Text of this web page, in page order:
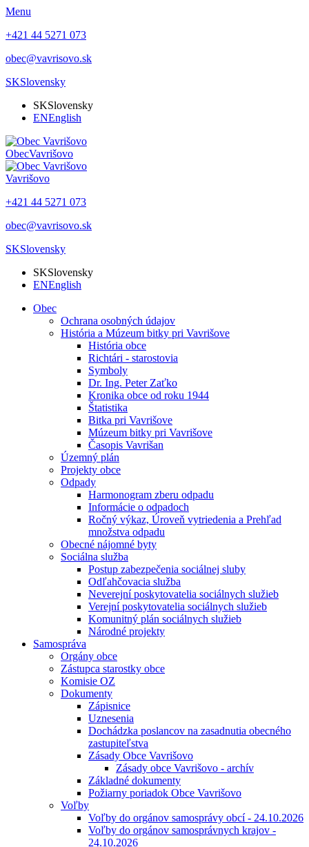
Menu
+421 44 5271 073
obec@vavrisovo.sk
SKSlovensky
SKSlovensky
ENEnglish
ObecVavrišovo
Vavrišovo
+421 44 5271 073
obec@vavrisovo.sk
SKSlovensky
SKSlovensky
ENEnglish
Obec
Ochrana osobných údajov
História a Múzeum bitky pri Vavrišove
História obce
Richtári - starostovia
Symboly
Dr. Ing. Peter Zaťko
Kronika obce od roku 1944
Štatistika
Bitka pri Vavrišove
Múzeum bitky pri Vavrišove
Časopis Vavrišan
Územný plán
Projekty obce
Odpady
Harmonogram zberu odpadu
Informácie o odpadoch
Ročný výkaz, Úroveň vytriedenia a Prehľad
množstva odpadu
Obecné nájomné byty
Sociálna služba
Postup zabezpečenia sociálnej sluby
Odľahčovacia služba
Neverejní poskytovatelia sociálnych služieb
Verejní poskytovatelia sociálnych služieb
Komunitný plán sociálnych služieb
Národné projekty
Samospráva
Orgány obce
Zástupca starostky obce
Komisie OZ
Dokumenty
Zápisnice
Uznesenia
Dochádzka poslancov na zasadnutia obecného
zastupiteľstva
Zásady Obce Vavrišovo
Zásady obce Vavrišovo - archív
Základné dokumenty
Požiarny poriadok Obce Vavrišovo
Voľby
Voľby do orgánov samosprávy obcí - 24.10.2026
Voľby do orgánov samosprávnych krajov -
24.10.2026